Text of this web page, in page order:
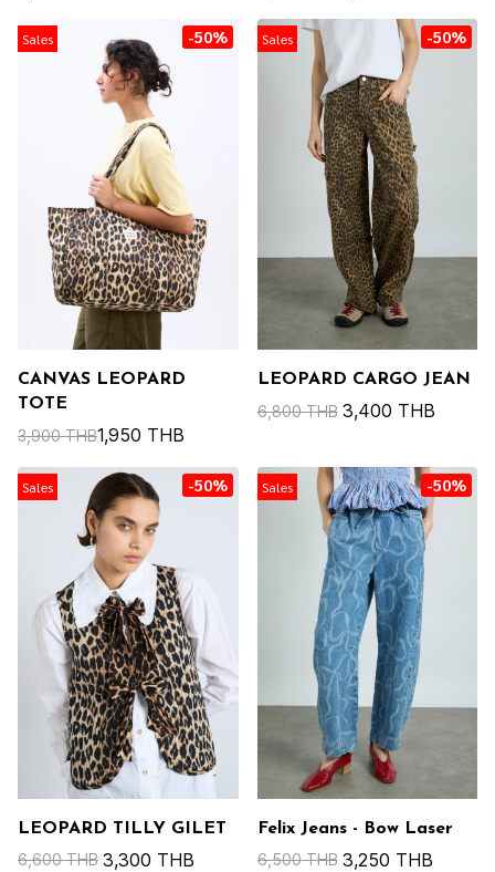
Sales -50%
CANVAS LEOPARD
TOTE
3,900 THB1,950 THB
Sales -50%
LEOPARD CARGO JEAN
6,800 THB 3,400 THB
Sales -50%
LEOPARD TILLY GILET
6,600 THB 3,300 THB
Sales -50%
Felix Jeans - Bow Laser
6,500 THB 3,250 THB